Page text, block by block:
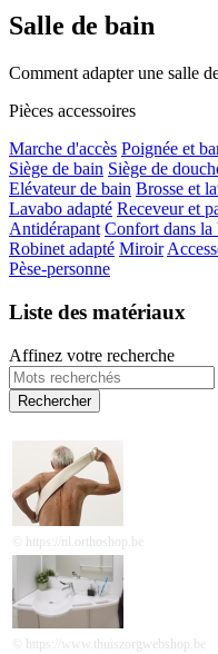
Salle de bain
Comment adapter une salle
Pièces accessoires
Marche d'accès Poignée et
Siège de bain Siège de
Elévateur de bain Brosse et
Lavabo adapté Receveur et
Antidérapant Confort dans la
Robinet adapté Miroir
Pèse-personne
Liste des matériaux
Affinez votre recherche
© https://nl.orthoshop.be
© https://www.thuiszorgwebshop.be